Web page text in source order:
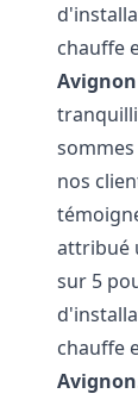
chauffe
Avignon
nos
attribué
sur 5
chauffe
Avignon